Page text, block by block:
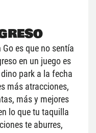
es que no sentía
en un juego es
park a la fecha
más atracciones,
más y mejores
lo que tu taquilla
te aburres,